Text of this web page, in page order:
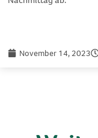
November 14, 2023